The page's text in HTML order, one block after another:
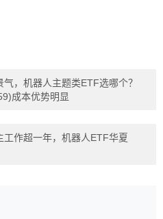
，机器人主题类ETF选哪个？
成本优势明显
工作超一年，机器人ETF华夏